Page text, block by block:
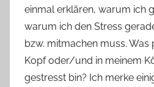
einmal erklären, warum ich
warum ich den Stress
bzw. mitmachen muss. Was
Kopf oder/und in meinem
gestresst bin? Ich merke